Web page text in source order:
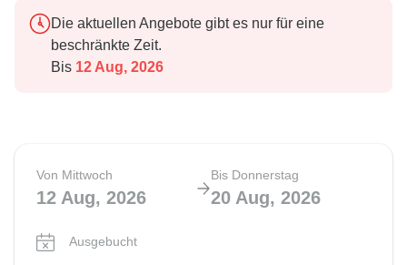
Die aktuellen Angebote gibt es nur für eine
beschränkte Zeit.
Bis 12 Aug, 2026
Von Mittwoch
12 Aug, 2026
Bis Donnerstag
20 Aug, 2026
Ausgebucht